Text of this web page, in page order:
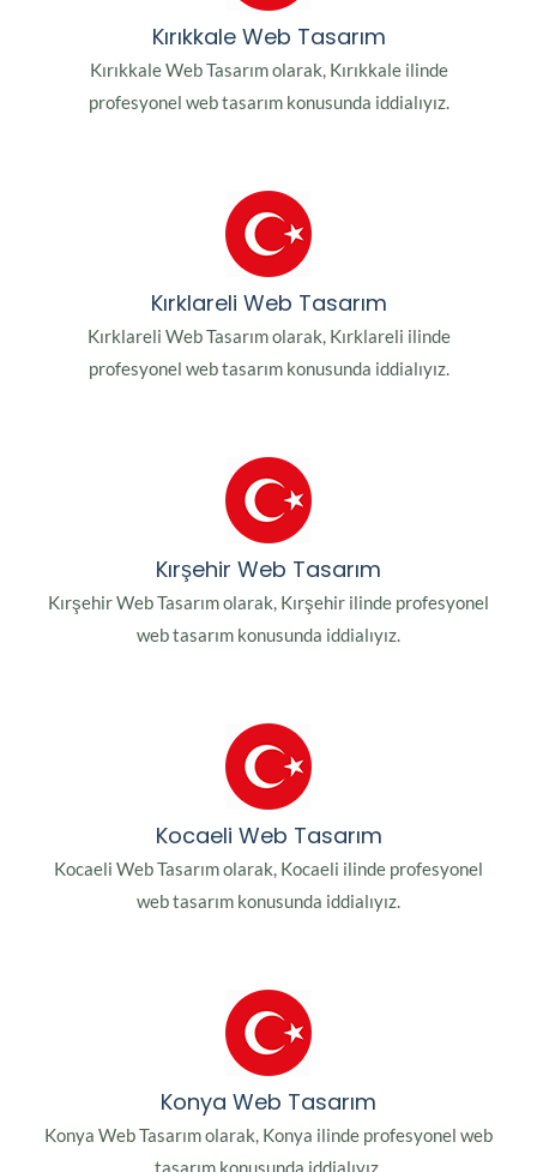
Kırıkkale Web Tasarım
Kırıkkale Web Tasarım olarak, Kırıkkale ilinde
profesyonel web tasarım konusunda iddialıyız.
Kırklareli Web Tasarım
Kırklareli Web Tasarım olarak, Kırklareli ilinde
profesyonel web tasarım konusunda iddialıyız.
Kırşehir Web Tasarım
Kırşehir Web Tasarım olarak, Kırşehir ilinde profesyonel
web tasarım konusunda iddialıyız.
Kocaeli Web Tasarım
Kocaeli Web Tasarım olarak, Kocaeli ilinde profesyonel
web tasarım konusunda iddialıyız.
Konya Web Tasarım
Konya Web Tasarım olarak, Konya ilinde profesyonel web
tasarım konusunda iddialıyız.